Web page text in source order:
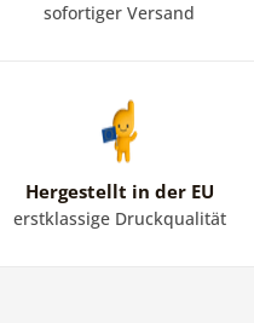
sofortiger Versand
Hergestellt in der EU
erstklassige Druckqualität